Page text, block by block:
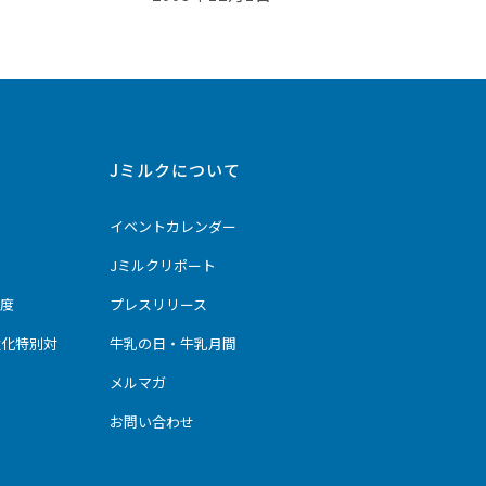
特別対
Jミルクについて
イベントカレンダー
Jミルクリポート
プレスリリース
牛乳の日・牛乳月間
メルマガ
お問い合わせ